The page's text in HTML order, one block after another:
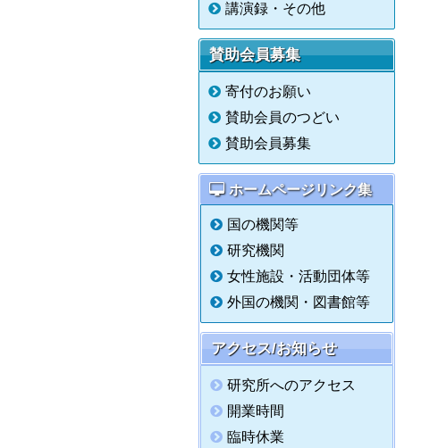
講演録・その他
賛助会員募集
寄付のお願い
賛助会員のつどい
賛助会員募集
ホームページリンク集
国の機関等
研究機関
女性施設・活動団体等
外国の機関・図書館等
アクセス/お知らせ
研究所へのアクセス
開業時間
臨時休業